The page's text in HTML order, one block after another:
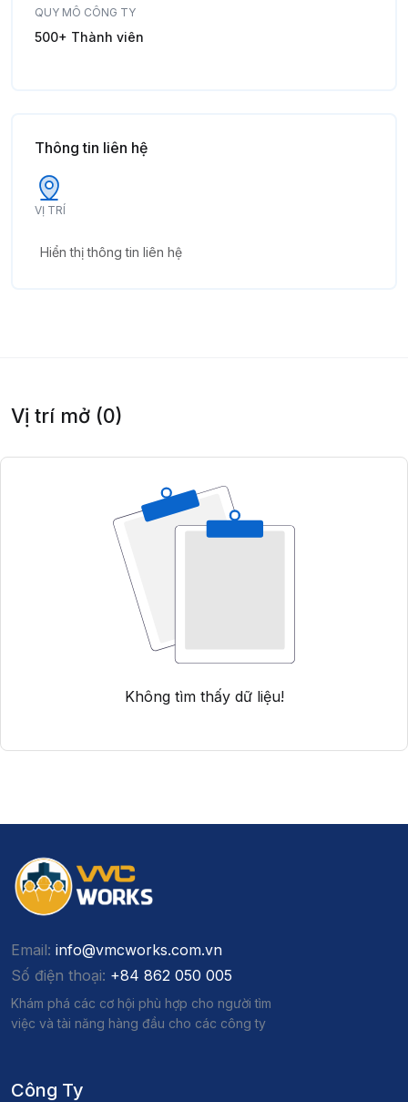
QUY MÔ CÔNG TY
500+ Thành viên
Thông tin liên hệ
VỊ TRÍ
Hiển thị thông tin liên hệ
Vị trí mở (0)
Không tìm thấy dữ liệu!
Email: info@vmcworks.com.vn
Số điện thoại: +84 862 050 005
Khám phá các cơ hội phù hợp cho người tìm
việc và tài năng hàng đầu cho các công ty
Công Ty